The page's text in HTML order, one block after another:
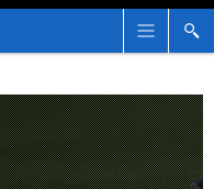
メ
ー
検